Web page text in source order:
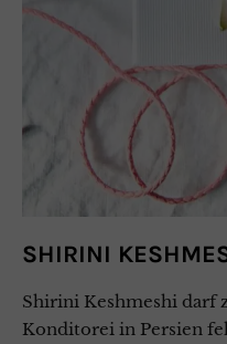
SHIRINI
Shirini Keshmeshi darf
Konditorei in Persien